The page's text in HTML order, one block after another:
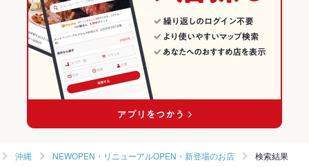
沖縄 NEWOPEN・リニューアルOPEN・新登場のお店 検索結果